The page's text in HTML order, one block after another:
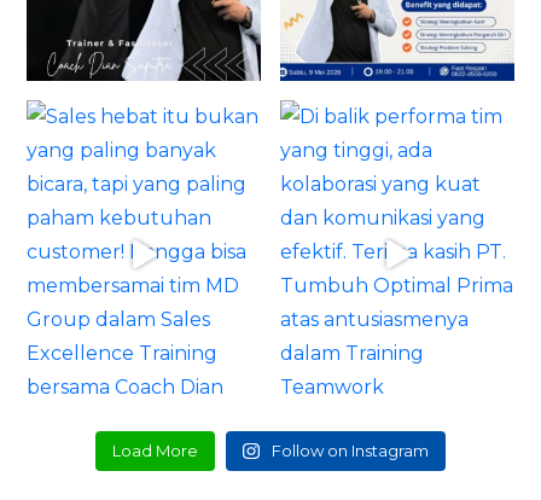
Load More Follow on Instagram